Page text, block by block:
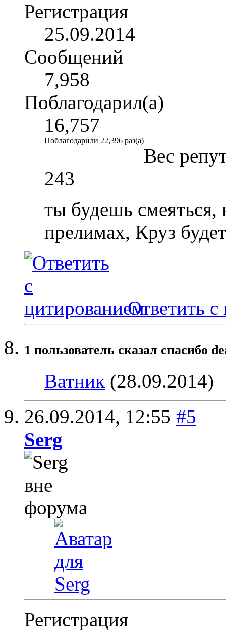
Регистрация
25.09.2014
Сообщений
7,958
Поблагодарил(а)
16,757
Поблагодарили 22,396 раз(а)
Вес
243
ты будешь смеяться,
прелимах, Круз
Ответить с
1 пользователь сказал cпасибо
Ватник (28.09.2014)
26.09.2014, 12:55 #5
Serg
Регистрация